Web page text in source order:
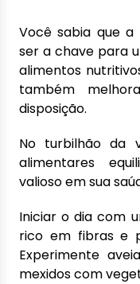
Você sabia que a
ser a chave para
alimentos
também
disposição.
No turbilhão da
alimentares
valioso em sua
Iniciar o dia com
rico em fibras e
Experimente
mexidos com